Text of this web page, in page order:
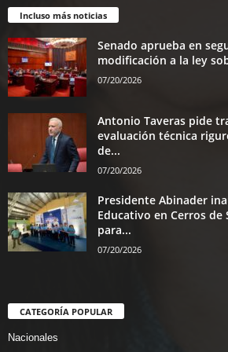
Incluso más noticias
Senado aprueba en
modificación a la ley
07/20/2026
Antonio Taveras pide
evaluación técnica
de...
07/20/2026
Presidente Abinader
Educativo en Cerros de
para...
07/20/2026
CATEGORÍA POPULAR
Nacionales